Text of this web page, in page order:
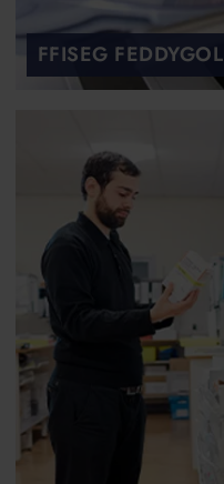
FFISEG FEDDYGOL